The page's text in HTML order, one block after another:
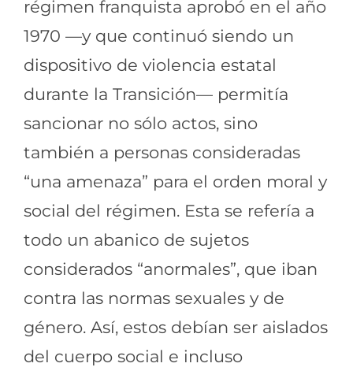
régimen franquista aprobó en el año
1970 —y que continuó siendo un
dispositivo de violencia estatal
durante la Transición— permitía
sancionar no sólo actos, sino
también a personas consideradas
“una amenaza” para el orden moral y
social del régimen. Esta se refería a
todo un abanico de sujetos
considerados “anormales”, que iban
contra las normas sexuales y de
género. Así, estos debían ser aislados
del cuerpo social e incluso